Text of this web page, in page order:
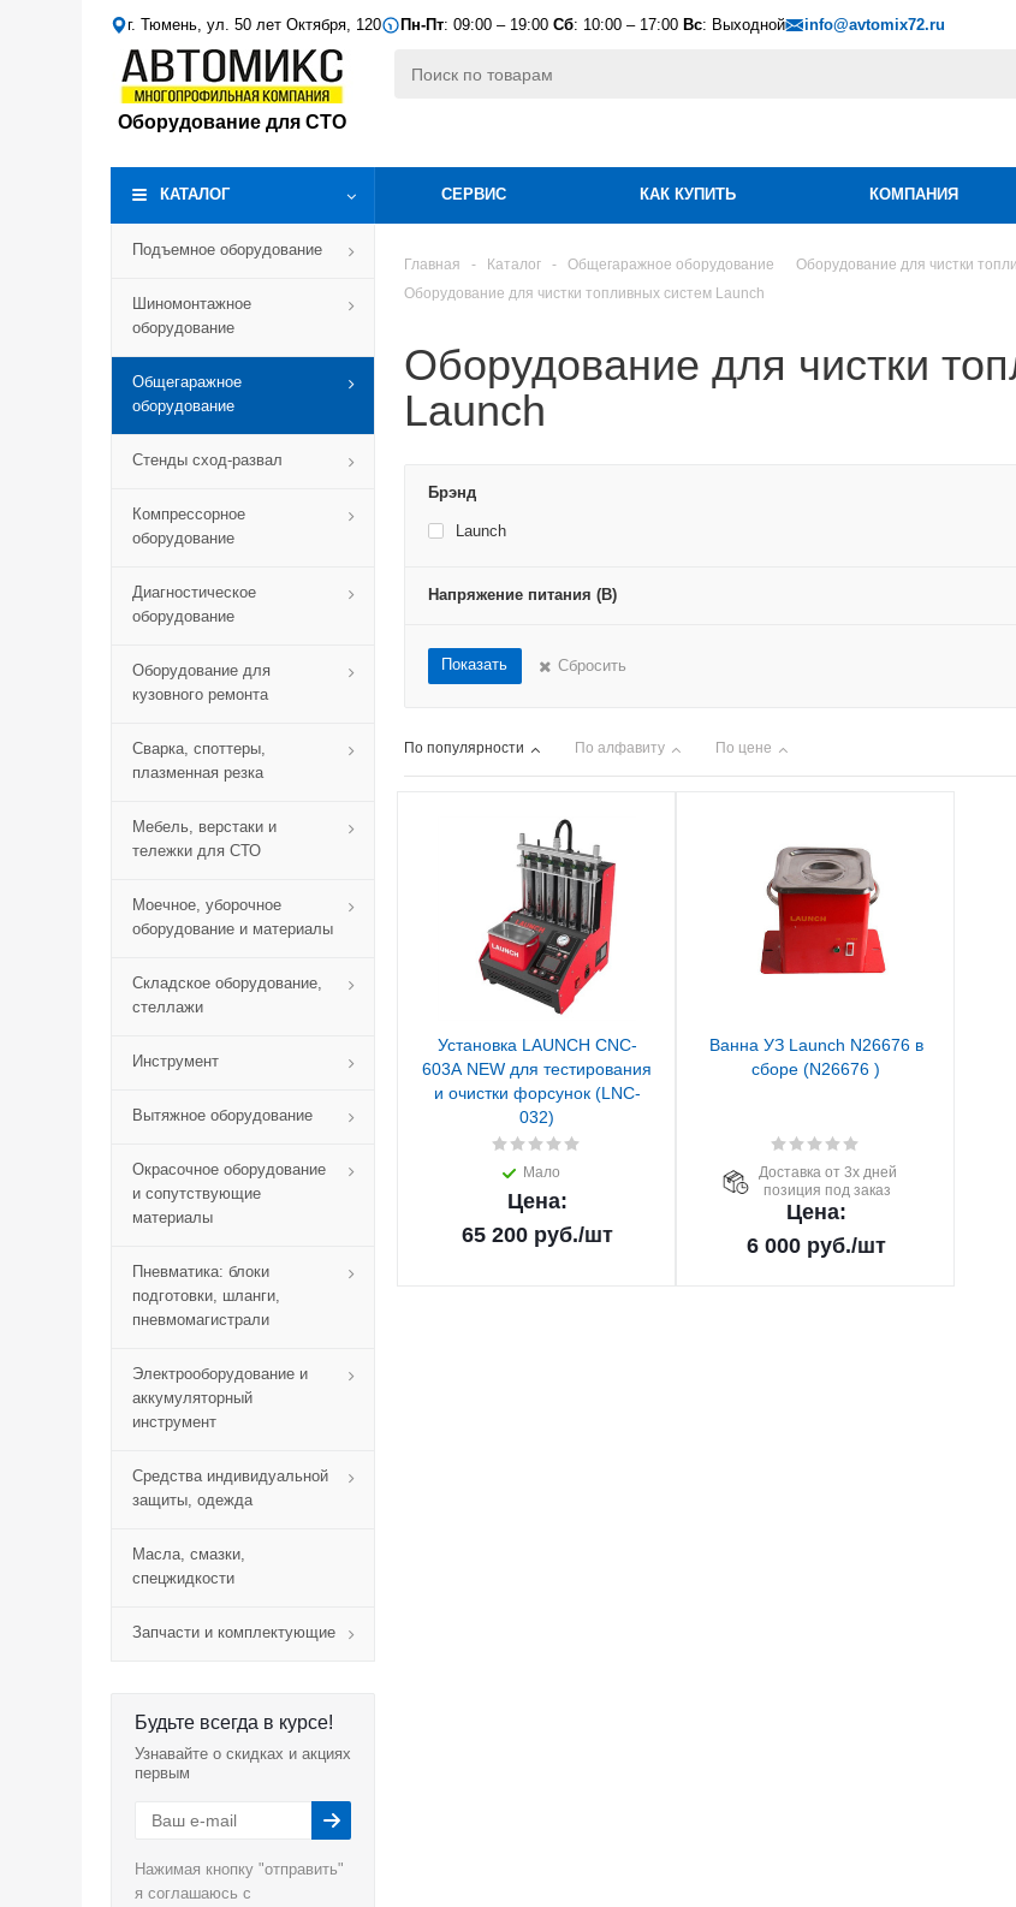
г. Тюмень, ул. 50 лет Октября, 120 Пн-Пт: 09:00 – 19:00 Сб: 10:00 – 17:00 Вс: Выходной info@avtomix72.ru
Оборудование для СТО
КАТАЛОГ СЕРВИС КАК КУПИТЬ КОМПАНИЯ
Подъемное оборудование
Шиномонтажное
оборудование
Общегаражное
оборудование
Стенды сход-развал
Компрессорное
оборудование
Диагностическое
оборудование
Оборудование для
кузовного ремонта
Сварка, споттеры,
плазменная резка
Мебель, верстаки и
тележки для СТО
Моечное, уборочное
оборудование и материалы
Складское оборудование,
стеллажи
Инструмент
Вытяжное оборудование
Окрасочное оборудование
и сопутствующие
материалы
Пневматика: блоки
подготовки, шланги,
пневмомагистрали
Электрооборудование и
аккумуляторный
инструмент
Средства индивидуальной
защиты, одежда
Масла, смазки,
спецжидкости
Запчасти и комплектующие
Будьте всегда в курсе!
Узнавайте о скидках и акциях
первым
Нажимая кнопку "отправить"
я соглашаюсь с
Главная - Каталог - Общегаражное оборудование
Оборудование для чистки
Оборудование для чистки топливных систем Launch
Оборудование для чистки
Launch
Брэнд
Launch
Напряжение питания (В)
Показать Сбросить
По популярности По алфавиту По цене
Установка LAUNCH CNC-
603A NEW для тестирования
и очистки форсунок (LNC-
032)
Мало
Цена:
65 200руб./шт
Ванна УЗ Launch N26676 в
сборе (N26676 )
Доставка от 3х дней
позиция под заказ
Цена:
6 000руб./шт